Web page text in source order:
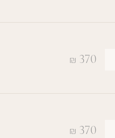
₪ 370
₪ 370